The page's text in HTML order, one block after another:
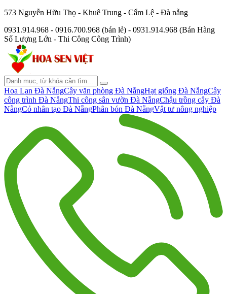
573 Nguyễn Hữu Thọ - Khuê Trung - Cẩm Lệ - Đà nẵng
0931.914.968 - 0916.700.968 (bán lẻ) - 0931.914.968 (Bán Hàng
Số Lượng Lớn - Thi Công Công Trình)
Hoa Lan Đà NẵngCây văn phòng Đà NẵngHạt giống Đà NẵngCây
công trình Đà NẵngThi công sân vườn Đà NẵngChậu trồng cây Đà
NẵngCỏ nhân tạo Đà NẵngPhân bón Đà NẵngVật tư nông nghiệp